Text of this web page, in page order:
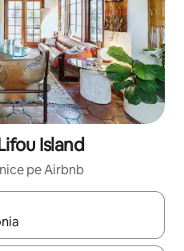
Island
pe Airbnb
folosind tastele